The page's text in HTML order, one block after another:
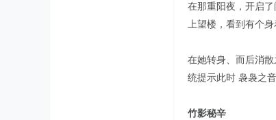
在那重阳夜，开启
上望楼，看到有个
在她转身、而后消
统提示此时 袅袅之
竹影秘辛